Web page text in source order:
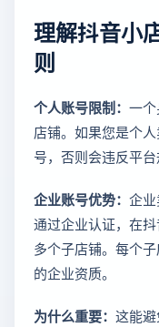
理解抖音小
则
个人账号限制： 一
店铺。如果您是个
号，否则会违反平台
企业账号优势： 企
通过企业认证，在
多个子店铺。每个
的企业资质。
为什么重要： 这能